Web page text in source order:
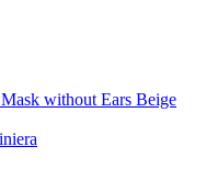
without Ears Beige